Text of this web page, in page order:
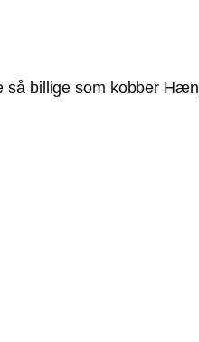
så billige som kobber